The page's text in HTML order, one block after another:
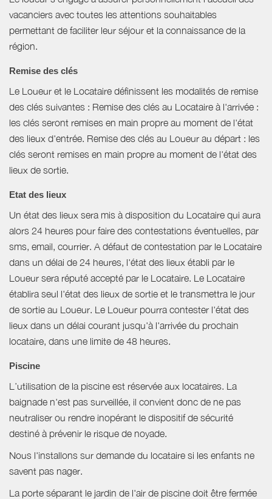
vacanciers avec toutes les attentions souhaitables
permettant de faciliter leur séjour et la connaissance de la
région.
Remise des clés
Le Loueur et le Locataire définissent les modalités de remise
des clés suivantes : Remise des clés au Locataire à l'arrivée :
les clés seront remises en main propre au moment de l'état
des lieux d'entrée. Remise des clés au Loueur au départ : les
clés seront remises en main propre au moment de l'état des
lieux de sortie.
Etat des lieux
Un état des lieux sera mis à disposition du Locataire qui aura
alors 24 heures pour faire des contestations éventuelles, par
sms, email, courrier. A défaut de contestation par le Locataire
dans un délai de 24 heures, l'état des lieux établi par le
Loueur sera réputé accepté par le Locataire. Le Locataire
établira seul l'état des lieux de sortie et le transmettra le jour
de sortie au Loueur. Le Loueur pourra contester l'état des
lieux dans un délai courant jusqu'à l'arrivée du prochain
locataire, dans une limite de 48 heures.
Piscine
L’utilisation de la piscine est réservée aux locataires. La
baignade n'est pas surveillée, il convient donc de ne pas
neutraliser ou rendre inopérant le dispositif de sécurité
destiné à prévenir le risque de noyade.
Nous l'installons sur demande du locataire si les enfants ne
savent pas nager.
La porte séparant le jardin de l'air de piscine doit être fermée